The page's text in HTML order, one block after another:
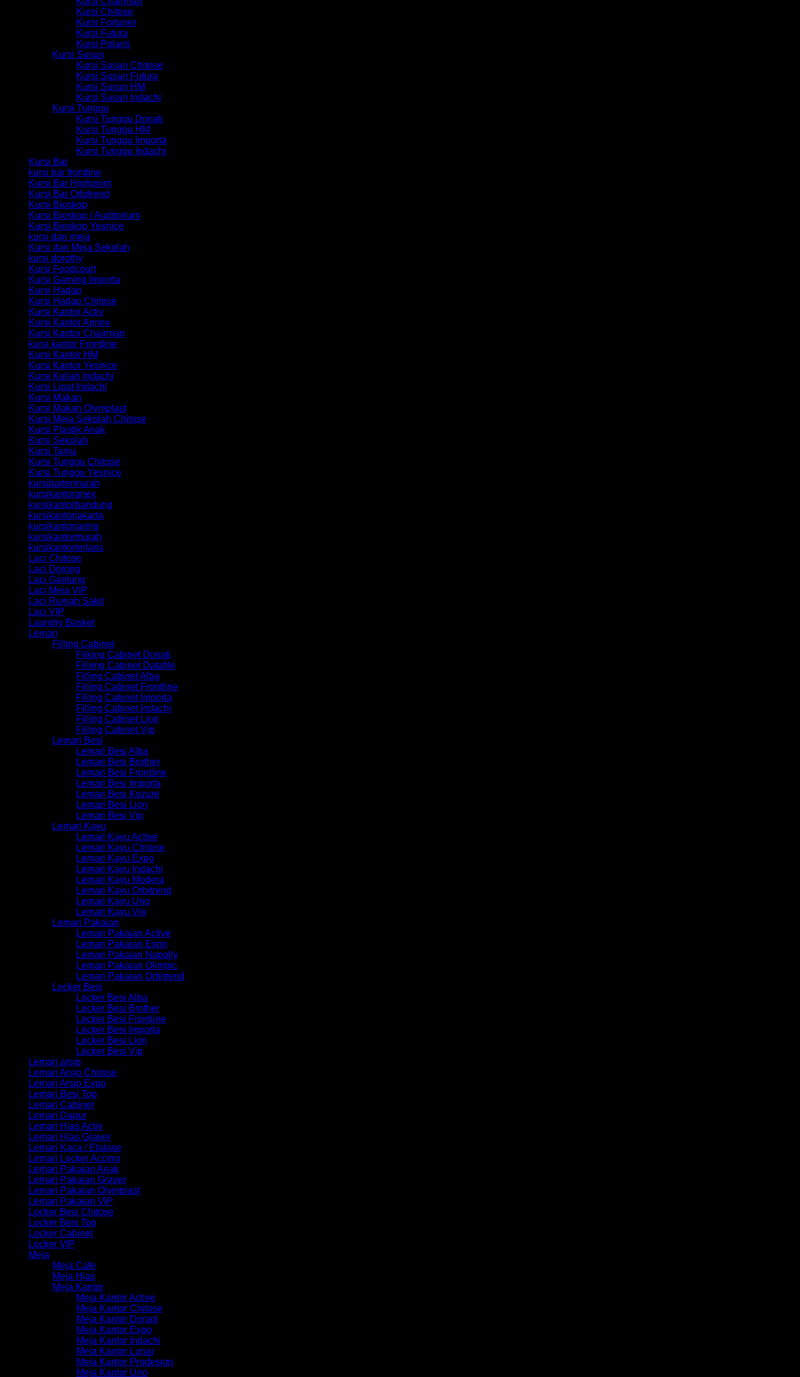
Kursi Chitose
Kursi Fortuner
Kursi Futura
Kursi Polaris
Kursi Susun
Kursi Susun Chitose
Kursi Susun Futura
Kursi Susun HM
Kursi Susun Indachi
Kursi Tunggu
Kursi Tunggu Donati
Kursi Tunggu HM
Kursi Tunggu Importa
Kursi Tunggu Indachi
Kursi Bar
kursi bar frontline
Kursi Bar Highpoint
Kursi Bar Orbitrend
Kursi Bioskop
Kursi Bioskop / Auditorium
Kursi Bioskop Yesnice
kursi dan meja
Kursi dan Meja Sekolah
kursi dorothy
Kursi Foodcourt
Kursi Gaming Importa
Kursi Hadap
Kursi Hadap Chitose
Kursi Kantor Activ
Kursi Kantor Annex
Kursi Kantor Chairman
kursi kantor Frontline
Kursi Kantor HM
Kursi Kantor Yesnice
Kursi Kuliah Indachi
Kursi Lipat Indachi
Kursi Makan
Kursi Makan Olymplast
Kursi Meja Sekolah Chitose
Kursi Plastik Anak
Kursi Sekolah
Kursi Tamu
Kursi Tunggu Chitose
Kursi Tunggu Yesnice
kursibartermurah
kursikantoranex
kursikantorbandung
kursikantorjakarta
kursikantorjaring
kursikantormurah
kursikantorterlaris
Laci Chitose
Laci Dorong
Laci Gantung
Laci Meja VIP
Laci Rumah Sakit
Laci VIP
Laundry Basket
Lemari
Filling Cabinet
Filking Cabinet Donati
Fillimg Cabinet Datafile
Filling Cabinet Alba
Filling Cabinet Frontline
Filling Cabinet Importa
Filling Cabinet Indachi
Filling Cabinet Lion
Filling Cabinet Vip
Lemari Besi
Lemari Besi Alba
Lemari Besi Brother
Lemari Besi Frontline
Lemari Besi Importa
Lemari Besi Kozure
Lemari Besi Lion
Lemari Besi Vip
Lemari Kayu
Lemari Kayu Active
Lemari Kayu Chitose
Lemari Kayu Expo
Lemari Kayu Indachi
Lemari Kayu Modera
Lemari Kayu Orbitrend
Lemari Kayu Uno
Lemari Kayu Vip
Lemari Pakaian
Lemari Pakaian Active
Lemari Pakaian Expo
Lemari Pakaian Napolly
Lemari Pakaian Olimpic
Lemari Pakaian Orbitrend
Locker Besi
Locker Besi Alba
Locker Besi Brother
Locker Besi Frontline
Locker Besi Importa
Locker Besi Lion
Locker Besi Vip
Lemari arsip
Lemari Arsip Chitose
Lemari Arsip Expo
Lemari Besi Top
Lemari Cabinet
Lemari Dapur
Lemari Hias Activ
Lemari Hias Graver
Lemari Kaca / Etalase
Lemari Locker Accero
Lemari Pakaian Anak
Lemari Pakaian Graver
Lemari Pakaian Olymplast
Lemari Pakaian VIP
Locker Besi Chitose
Locker Besi Top
Locker Cabinet
Locker VIP
Meja
Meja Cafe
Meja Hias
Meja Kantor
Meja Kantor Active
Meja Kantor Chitose
Meja Kantor Donati
Meja Kantor Expo
Meja Kantor Indachi
Meja Kantor Lunar
Meja Kantor Prodesign
Meja Kantor Uno